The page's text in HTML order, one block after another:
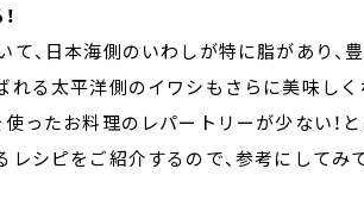
、日本海側のいわしが特に脂があり、
れる太平洋側のイワシもさらに美味しく
ったお料理のレパートリーが少ない！
レシピをご紹介するので、参考にしてみ